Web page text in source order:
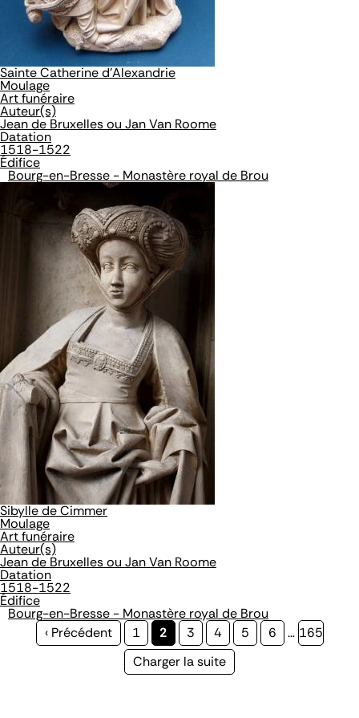
Sainte Catherine d'Alexandrie
Moulage
Art funéraire
Auteur(s)
Jean de Bruxelles ou Jan Van Roome
Datation
1518-1522
Édifice
Bourg-en-Bresse - Monastère royal de Brou
Sibylle de Cimmer
Moulage
Art funéraire
Auteur(s)
Jean de Bruxelles ou Jan Van Roome
Datation
1518-1522
Édifice
Bourg-en-Bresse - Monastère royal de Brou
Page
‹ Précédent Page
1
Page
courante
2 Page
3 Page
4 Page
5 Page
6 … Page
165
Page
Charger la suite